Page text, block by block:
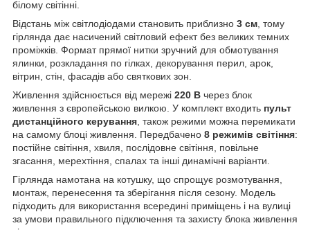
білому світінні.
Відстань між світлодіодами становить приблизно 3 см , тому
гірлянда дає насичений світловий ефект без великих темних
проміжків. Формат прямої нитки зручний для обмотування
ялинки, розкладання по гілках, декорування перил, арок,
вітрин, стін, фасадів або святкових зон.
Живлення здійснюється від мережі 220 В через блок
живлення з європейською вилкою. У комплект входить пульт
дистанційного керування , також режими можна перемикати
на самому блоці живлення. Передбачено 8 режимів світіння:
постійне світіння, хвиля, послідовне світіння, повільне
згасання, мерехтіння, спалах та інші динамічні варіанти.
Гірлянда намотана на котушку, що спрощує розмотування,
монтаж, перенесення та зберігання після сезону. Модель
підходить для використання всередині приміщень і на вулиці
за умови правильного підключення та захисту блока живлення